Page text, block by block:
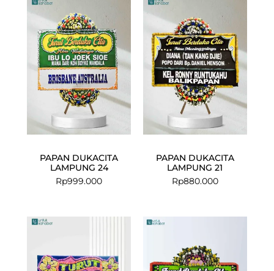
PAPAN DUKACITA
LAMPUNG 24
Rp999.000
PAPAN DUKACITA
LAMPUNG 21
Rp880.000
Rp850.000.
Rp799.000.